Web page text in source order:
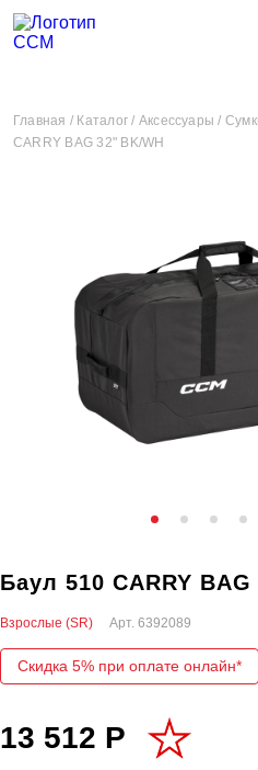
Главная / Каталог / Аксессуары /
CARRY BAG 32" BK/WH
Баул 510 CARRY
Взрослые (SR) Арт. 6392089
Скидка 5% при оплате онлайн*
13 512 Р